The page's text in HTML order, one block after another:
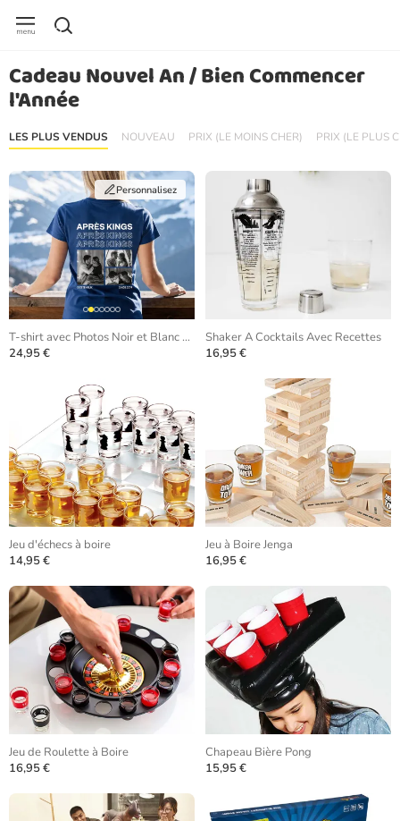
Cadeau Nouvel An / Bien Commencer
l'Année
LES PLUS VENDUS NOUVEAU PRIX (LE MOINS CHER) PRIX (LE PLUS
Personnalisez
T-shirt avec Photos Noir et Blanc et Texte Répétitif
24,95 €
Shaker A Cocktails Avec Recettes
16,95 €
Jeu d'échecs à boire
14,95 €
Jeu à Boire Jenga
16,95 €
Jeu de Roulette à Boire
16,95 €
Chapeau Bière Pong
15,95 €